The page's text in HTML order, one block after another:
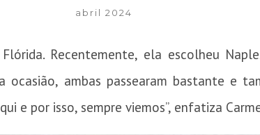
abril 2024
Recentemente, ela escolheu
ocasião, ambas passearam bastante e
e por isso, sempre viemos”, enfatiza